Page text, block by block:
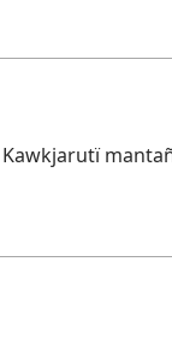
Kawkjarutï